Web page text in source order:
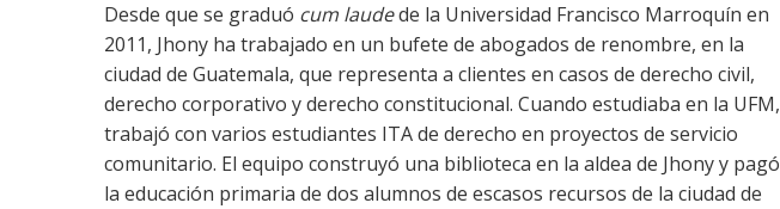
Desde que se graduó cum laudede la Universidad Francisco Marroquín en
2011, Jhony ha trabajado en un bufete de abogados de renombre, en la
ciudad de Guatemala, que representa a clientes en casos de derecho civil,
derecho corporativo y derecho constitucional. Cuando estudiaba en la UFM,
trabajó con varios estudiantes ITA de derecho en proyectos de servicio
comunitario. El equipo construyó una biblioteca en la aldea de Jhony y pagó
la educación primaria de dos alumnos de escasos recursos de la ciudad de